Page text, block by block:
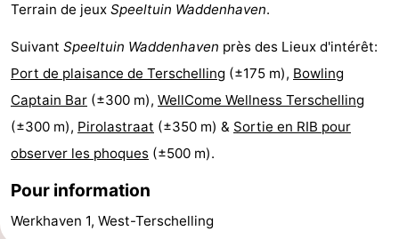
Elements
-
Kaap
West
-
Résidence
Terschelling
-
Strandappartementen
-
Terrain de jeux Speeltuin Waddenhaven.
Suivant Speeltuin Waddenhaven près des Lieux d'intérêt:
Port de plaisance de Terschelling (±175 m), Bowling
Captain Bar (±300 m), WellCome Wellness Terschelling
(±300 m), Pirolastraat (±350 m) & Sortie en RIB pour
observer les phoques (±500 m).
Pour information
Werkhaven 1, West-Terschelling